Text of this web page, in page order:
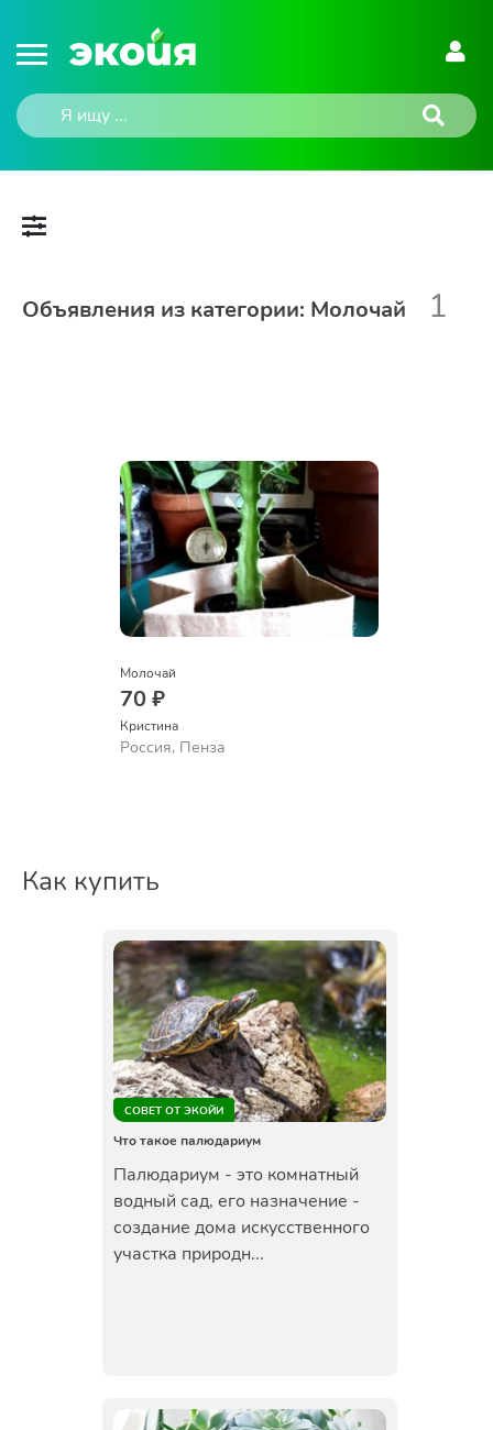
Объявления из категории: Молочай 1
Молочай
70 ₽
Кристина
Россия, Пенза
Как купить
СОВЕТ ОТ ЭКОЙИ
Что такое палюдариум
Палюдариум - это комнатный
водный сад, его назначение -
создание дома искусственного
участка природн...